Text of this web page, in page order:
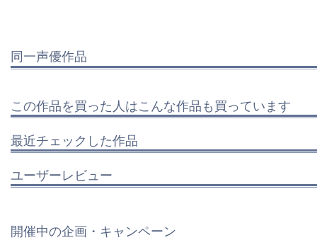
同一声優作品
この作品を買った人はこんな作品も買っています
最近チェックした作品
ユーザーレビュー
開催中の企画・キャンペーン